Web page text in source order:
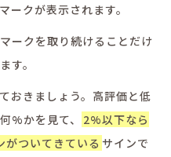
ークが表示されます。
ークを取り続けることだけ
す。
おきましょう。高評価と低
%かを見て、
2%以下なら
ついてきている サインで